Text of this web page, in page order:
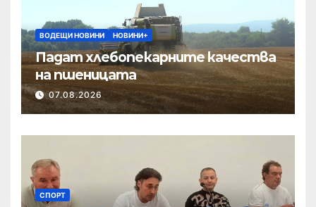
ВОДЕЩИ НОВИНИ НОВИНИ+
Падат хлебопекарните качества
на пшеницата
07.08.2026
СПОРТ